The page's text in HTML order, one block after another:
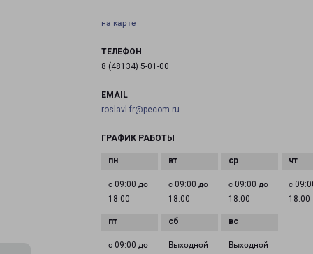
на карте
ТЕЛЕФОН
8 (48134) 5-01-00
EMAIL
roslavl-fr@pecom.ru
ГРАФИК РАБОТЫ
с 09:00 до
18:00
с 09:00 до
18:00
с 09:00 до
18:00
с
18:00
с 09:00 до
Выходной Выходной